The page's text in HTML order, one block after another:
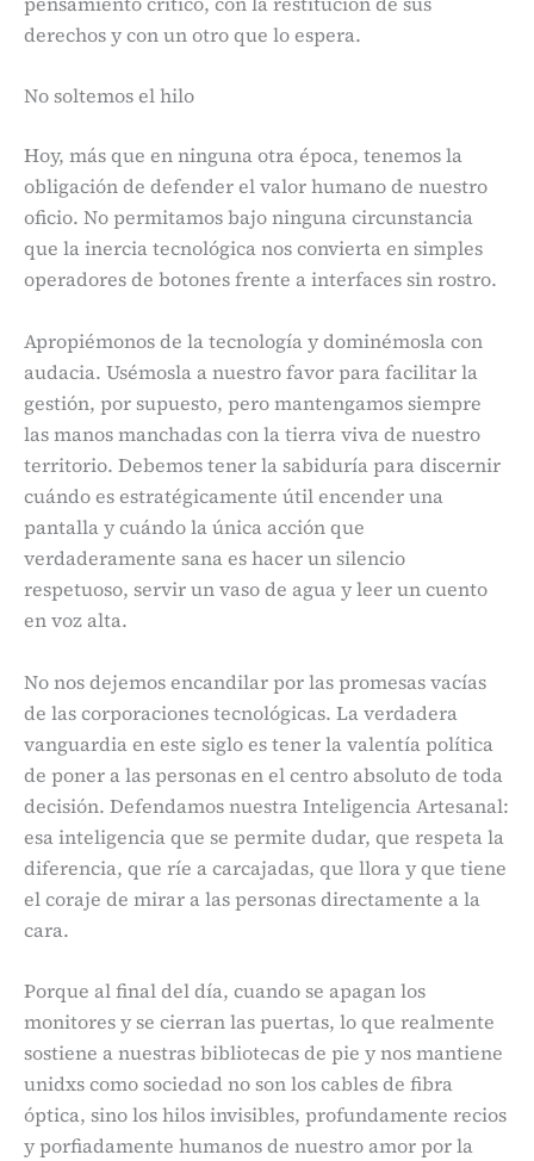
derechos y con un otro que lo espera.
No soltemos el hilo
Hoy, más que en ninguna otra época, tenemos la
obligación de defender el valor humano de nuestro
oficio. No permitamos bajo ninguna circunstancia
que la inercia tecnológica nos convierta en simples
operadores de botones frente a interfaces sin rostro.
Apropiémonos de la tecnología y dominémosla con
audacia. Usémosla a nuestro favor para facilitar la
gestión, por supuesto, pero mantengamos siempre
las manos manchadas con la tierra viva de nuestro
territorio. Debemos tener la sabiduría para discernir
cuándo es estratégicamente útil encender una
pantalla y cuándo la única acción que
verdaderamente sana es hacer un silencio
respetuoso, servir un vaso de agua y leer un cuento
en voz alta.
No nos dejemos encandilar por las promesas vacías
de las corporaciones tecnológicas. La verdadera
vanguardia en este siglo es tener la valentía política
de poner a las personas en el centro absoluto de toda
decisión. Defendamos nuestra Inteligencia Artesanal:
esa inteligencia que se permite dudar, que respeta la
diferencia, que ríe a carcajadas, que llora y que tiene
el coraje de mirar a las personas directamente a la
cara.
Porque al final del día, cuando se apagan los
monitores y se cierran las puertas, lo que realmente
sostiene a nuestras bibliotecas de pie y nos mantiene
unidxs como sociedad no son los cables de fibra
óptica, sino los hilos invisibles, profundamente recios
y porfiadamente humanos de nuestro amor por la